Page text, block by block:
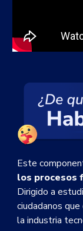
Este
los procesos
Dirigido a
ciudadanos
la industria